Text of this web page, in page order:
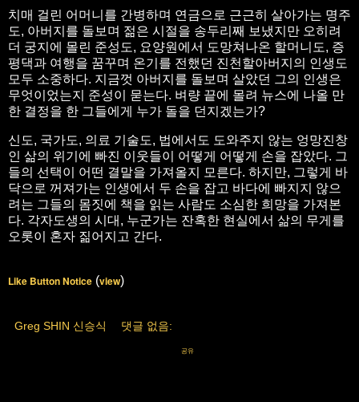
치매 걸린 어머니를 간병하며 연금으로 근근히 살아가는 명주
도, 아버지를 돌보며 젊은 시절을 송두리째 보냈지만 오히려
더 궁지에 몰린 준성도, 요양원에서 도망쳐나온 할머니도, 증
평댁과 여행을 꿈꾸며 온기를 전했던 진천할아버지의 인생도
모두 소중하다. 지금껏 아버지를 돌보며 살았던 그의 인생은
무엇이었는지 준성이 묻는다. 벼량 끝에 몰려 뉴스에 나올 만
한 결정을 한 그들에게 누가 돌을 던지겠는가?
신도, 국가도, 의료 기술도, 법에서도 도와주지 않는 엉망진창
인 삶의 위기에 빠진 이웃들이 어떻게 어떻게 손을 잡았다. 그
들의 선택이 어떤 결말을 가져올지 모른다. 하지만, 그렇게 바
닥으로 꺼져가는 인생에서 두 손을 잡고 바다에 빠지지 않으
려는 그들의 몸짓에 책을 읽는 사람도 소심한 희망을 가져본
다. 각자도생의 시대, 누군가는 잔혹한 현실에서 삶의 무게를
오롯이 혼자 짊어지고 간다.
Like Button Notice (view)
Greg SHIN 신승식 댓글 없음:
공유